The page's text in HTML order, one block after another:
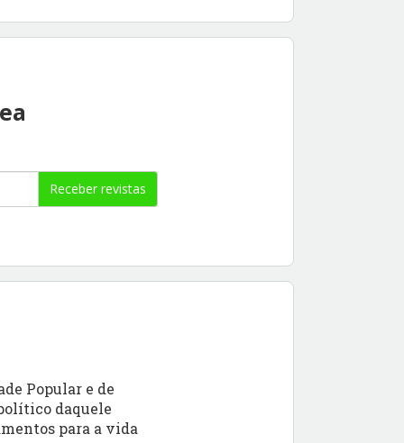
Receber revistas
Popular e de
daquele
para a vida